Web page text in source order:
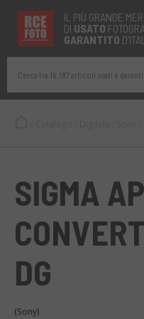
IL PIÙ GRANDE
DI USATO
GARANTITO
Cerca tra 19.187 articoli usati e
SIGMA
DG
(Sony)